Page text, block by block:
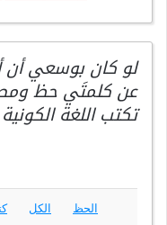
لو كان بوسعي
عن كلمتَي حظ
تكتب اللغة الكونية
الحظ الكل